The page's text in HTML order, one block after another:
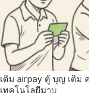
เติม airpay ตู้ บุญ เติม
เทคโนโลยีมาบ